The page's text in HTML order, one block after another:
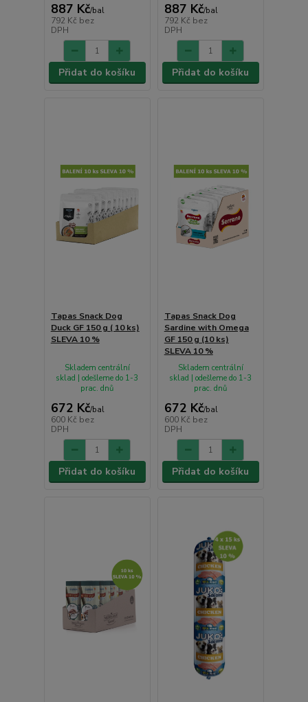
887 Kč/bal
792 Kč bez
DPH
Přidat do košíku
887 Kč/bal
792 Kč bez
DPH
Přidat do košíku
Tapas Snack Dog
Duck GF 150 g ( 10 ks)
SLEVA 10 %
672 Kč/bal
600 Kč bez
DPH
Skladem centrální
sklad | odešleme do 1-3
prac. dnů
Přidat do košíku
Tapas Snack Dog
Sardine with Omega
GF 150 g (10 ks)
SLEVA 10 %
672 Kč/bal
600 Kč bez
DPH
Skladem centrální
sklad | odešleme do 1-3
prac. dnů
Přidat do košíku